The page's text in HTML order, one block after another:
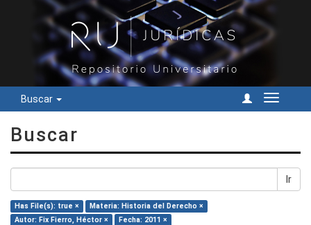
Buscar
Cambiar
Buscar
Ir
Has File(s): true ×
Materia: Historia del Derecho ×
Autor: Fix Fierro, Héctor ×
Fecha: 2011 ×